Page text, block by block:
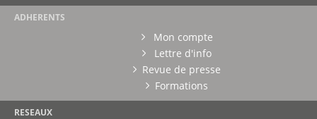
ADHERENTS
Mon compte
Lettre d'info
Revue de presse
Formations
RESEAUX